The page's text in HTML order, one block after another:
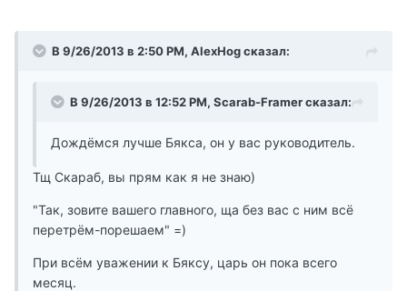
В 9/26/2013 в 2:50 PM, AlexHog сказал:
В 9/26/2013 в 12:52 PM, Scarab-Framer сказал:
Дождёмся лучше Бякса, он у вас руководитель.
Тщ Скараб, вы прям как я не знаю)
"Так, зовите вашего главного, ща без вас с ним всё
перетрём-порешаем" =)
При всём уважении к Бяксу, царь он пока всего
месяц.